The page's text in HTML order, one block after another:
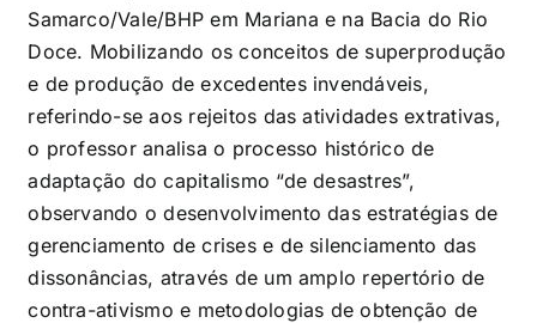
Samarco/Vale/BHP em Mariana e na Bacia do Rio
Doce. Mobilizando os conceitos de superprodução
e de produção de excedentes invendáveis,
referindo-se aos rejeitos das atividades extrativas,
o professor analisa o processo histórico de
adaptação do capitalismo “de desastres”,
observando o desenvolvimento das estratégias de
gerenciamento de crises e de silenciamento das
dissonâncias, através de um amplo repertório de
contra-ativismo e metodologias de obtenção de